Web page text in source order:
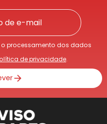
processamento dos dados
de privacidade.